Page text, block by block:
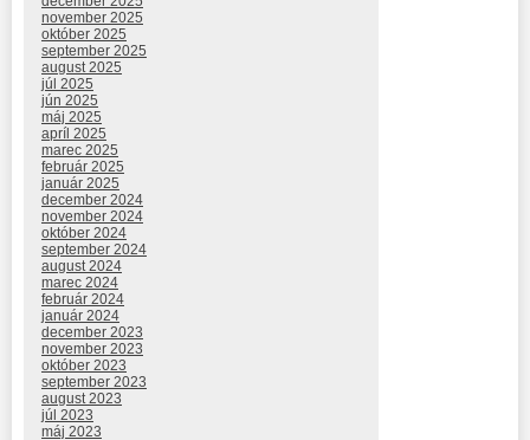
november 2025
október 2025
september 2025
august 2025
júl 2025
jún 2025
máj 2025
apríl 2025
marec 2025
február 2025
január 2025
december 2024
november 2024
október 2024
september 2024
august 2024
marec 2024
február 2024
január 2024
december 2023
november 2023
október 2023
september 2023
august 2023
júl 2023
máj 2023